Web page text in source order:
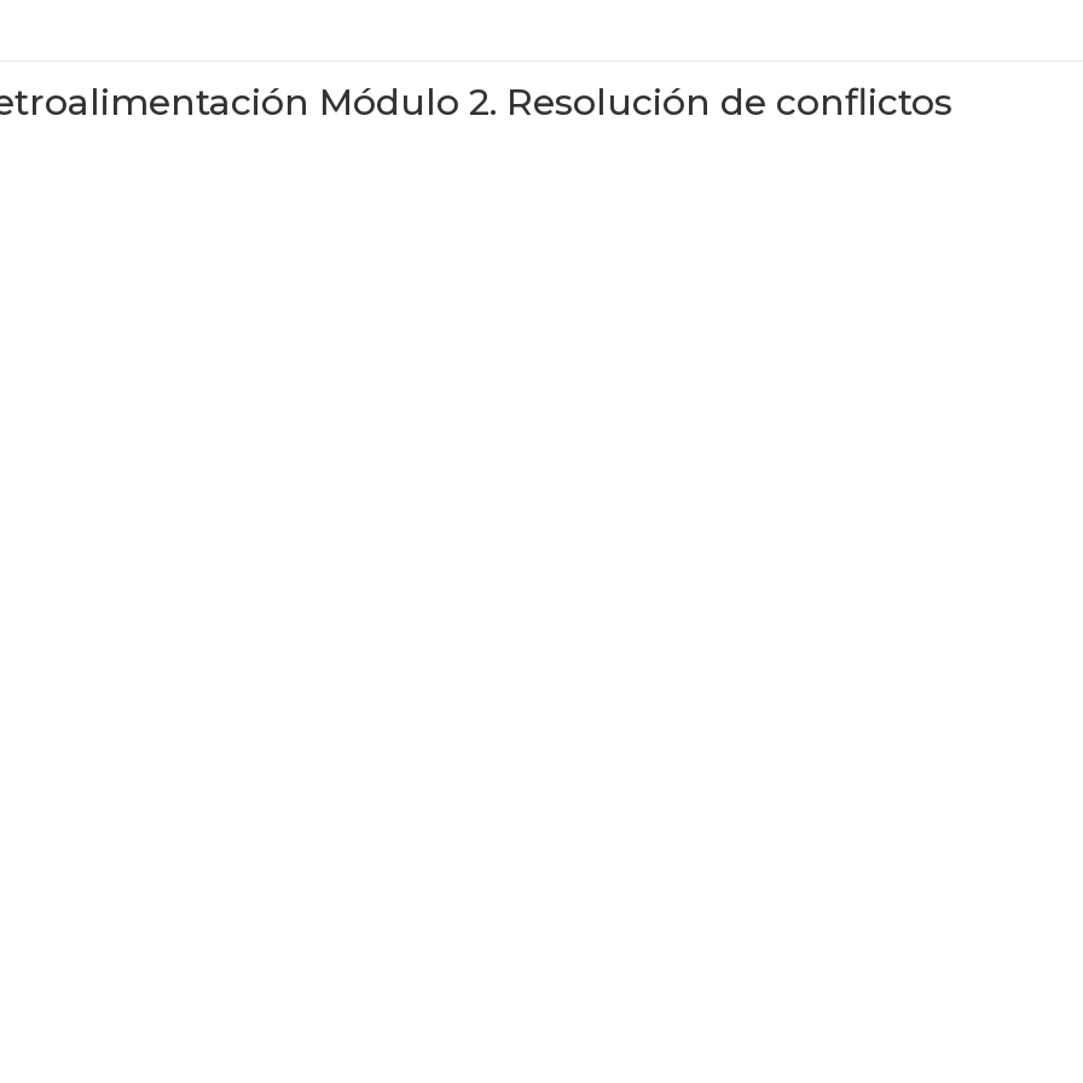
Módulo 2. Resolución de conflictos